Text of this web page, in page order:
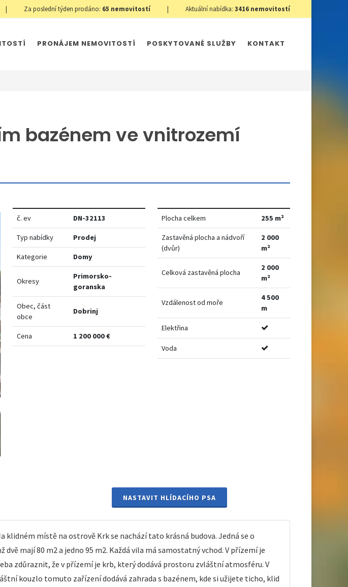
| Za poslední týden prodáno: 65 nemovitostí | Aktuální nabídka: 3416 nemovitostí
PRONÁJEM NEMOVITOSTÍ POSKYTOVANÉ SLUŽBY KONTAKT
bazénem ve vnitrozemí
č. ev DN-32113
Typ nabídky Prodej
Kategorie Domy
Okresy
Primorsko-
goranska
Obec, část
obce
Dobrinj
Cena 1 200 000 €
Plocha celkem 255 m²
Zastavěná plocha a nádvoří
(dvůr)
2 000
m²
Celková zastavěná plocha
2 000
m²
Vzdálenost od moře
4 500
m
Elektřina
Voda
NASTAVIT HLÍDACÍHO PSA
klidném místě na ostrově Krk se nachází tato krásná budova. Jedná se o
mají 80 m2 a jedno 95 m2. Každá vila má samostatný vchod. V přízemí je
zdůraznit, že v přízemí je krb, který dodává prostoru zvláštní atmosféru. V
kouzlo tomuto zařízení dodává zahrada s bazénem, kde si užijete ticho, klid